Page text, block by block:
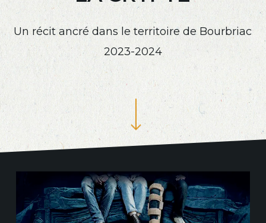
Un récit ancré dans le territoire de Bourbriac
2023-2024
Navigate to the next section